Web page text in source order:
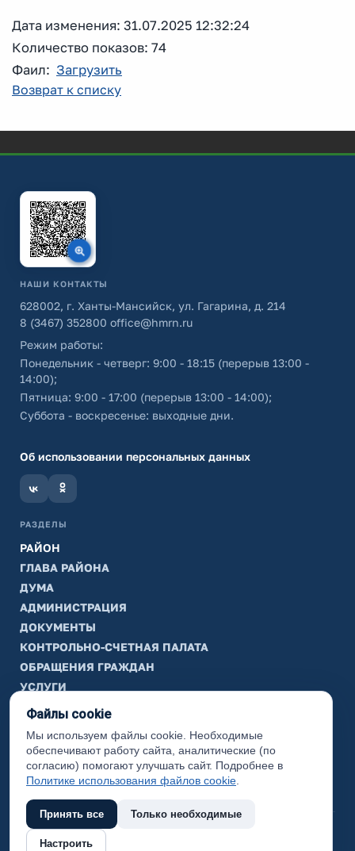
Дата изменения: 31.07.2025 12:32:24
Количество показов: 74
Фаил: Загрузить
Возврат к списку
НАШИ КОНТАКТЫ
628002, г. Ханты-Мансийск, ул. Гагарина, д. 214
8 (3467) 352800 office@hmrn.ru
Режим работы:
Понедельник - четверг: 9:00 - 18:15 (перерыв 13:00 -
14:00);
Пятница: 9:00 - 17:00 (перерыв 13:00 - 14:00);
Суббота - воскресенье: выходные дни.
Об использовании персональных данных
РАЗДЕЛЫ
РАЙОН
ГЛАВА РАЙОНА
ДУМА
АДМИНИСТРАЦИЯ
ДОКУМЕНТЫ
КОНТРОЛЬНО-СЧЕТНАЯ ПАЛАТА
ОБРАЩЕНИЯ ГРАЖДАН
УСЛУГИ
ТИК
ИНФОРМАЦИЯ
Законодательная карта
Карта сайта
(с) 2017 Ханты-Мансийский район, официальный сайт
администрации
Файлы cookie
Мы используем файлы cookie. Необходимые
обеспечивают работу сайта, аналитические (по
согласию) помогают улучшать сайт. Подробнее в
Политике использования файлов cookie
Принять все Только необходимые
Настроить